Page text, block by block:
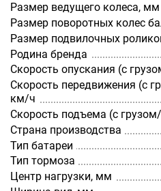
Размер ведущего колеса, мм
Размер поворотных колес
Размер подвилочных
Родина бренда
Скорость опускания (с
Скорость передвижения (с
км/ч
Скорость подъема (с
Страна производства
Тип батареи
Тип тормоза
Центр нагрузки, мм